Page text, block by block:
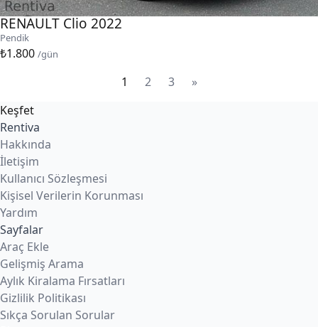
RENAULT Clio 2022
Pendik
₺1.800 /gün
1 2 3
»
Keşfet
Rentiva
Hakkında
İletişim
Kullanıcı Sözleşmesi
Kişisel Verilerin Korunması
Yardım
Sayfalar
Araç Ekle
Gelişmiş Arama
Aylık Kiralama Fırsatları
Gizlilik Politikası
Sıkça Sorulan Sorular